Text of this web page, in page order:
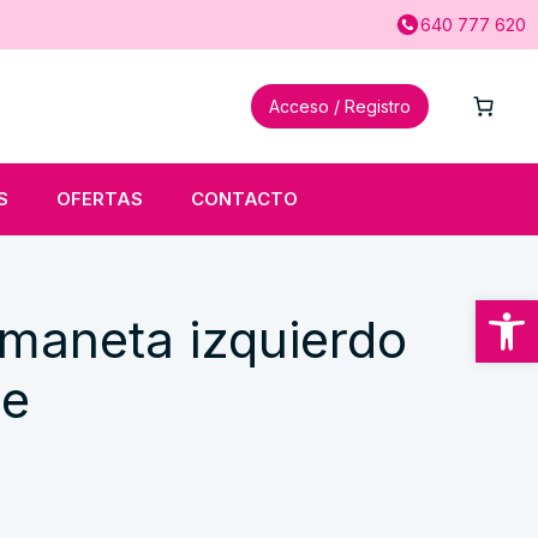
Abrir
640 777 620
Acceso / Registro
OFERTAS CONTACTO
izquierdo